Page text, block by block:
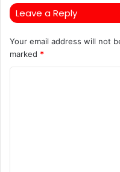
Leave a Reply
Your email address will not
marked *